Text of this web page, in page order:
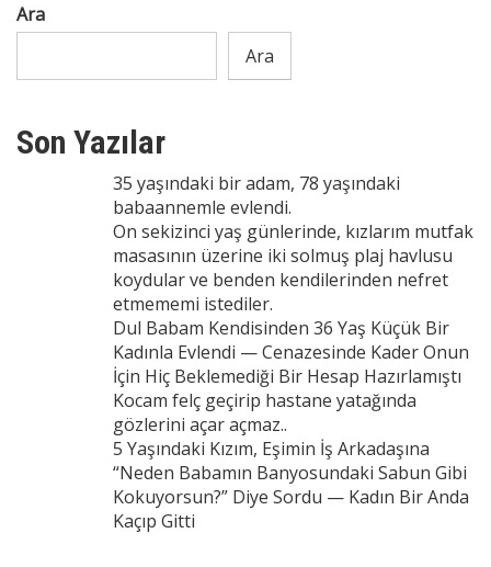
Ara
Ara
Son Yazılar
35 yaşındaki bir adam, 78 yaşındaki
babaannemle evlendi.
On sekizinci yaş günlerinde, kızlarım mutfak
masasının üzerine iki solmuş plaj havlusu
koydular ve benden kendilerinden nefret
etmememi istediler.
Dul Babam Kendisinden 36 Yaş Küçük Bir
Kadınla Evlendi — Cenazesinde Kader Onun
İçin Hiç Beklemediği Bir Hesap Hazırlamıştı
Kocam felç geçirip hastane yatağında
gözlerini açar açmaz..
5 Yaşındaki Kızım, Eşimin İş Arkadaşına
“Neden Babamın Banyosundaki Sabun Gibi
Kokuyorsun?” Diye Sordu — Kadın Bir Anda
Kaçıp Gitti